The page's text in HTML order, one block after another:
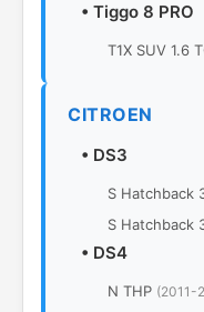
• Tiggo 8 PRO
T1X SUV 1.6
CITROEN
• DS3
S Hatchback
S Hatchback
• DS4
N THP (2011-